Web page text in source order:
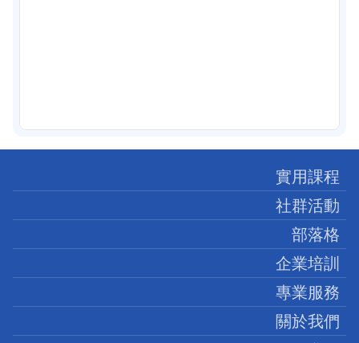
實用課程
社群活動
部落格
企業培訓
專業服務
關於我們